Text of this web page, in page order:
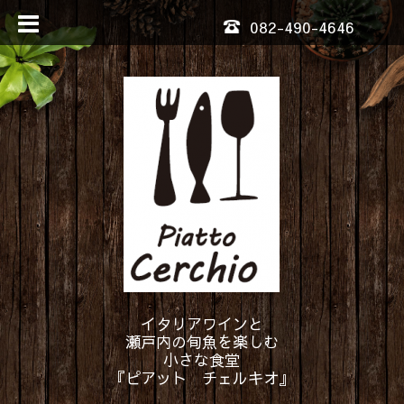
082-490-4646
イタリアワインと
瀬戸内の旬魚を楽しむ
小さな食堂
『ピアット チェルキオ』